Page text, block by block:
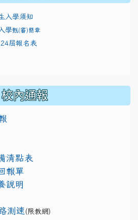
入學須知
學甄(審)簡章
屆報名表
校內通報
清點表
報單
說明
測速 (限教網)